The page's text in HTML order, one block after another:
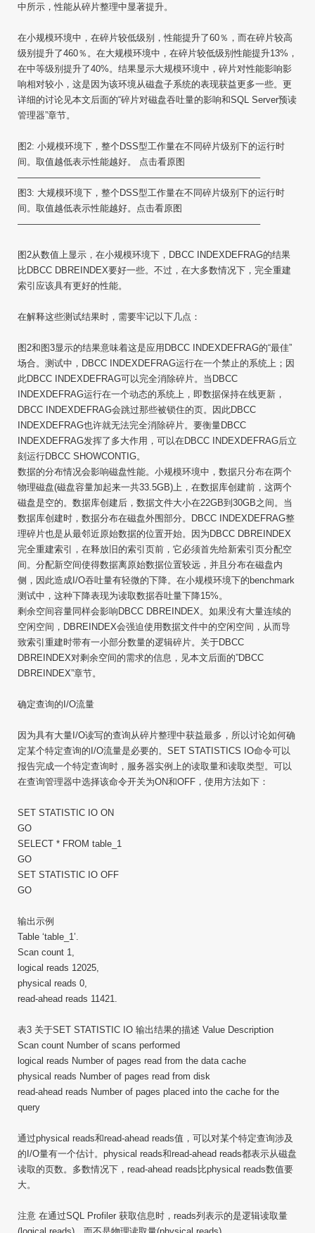
中所示，性能从碎片整理中显著提升。
在小规模环境中，在碎片较低级别，性能提升了60％，而在碎片较高
级别提升了460％。在大规模环境中，在碎片较低级别性能提升13%，
在中等级别提升了40%。结果显示大规模环境中，碎片对性能影响影
响相对较小，这是因为该环境从磁盘子系统的表现获益更多一些。更
详细的讨论见本文后面的“碎片对磁盘吞吐量的影响和SQL Server预读
管理器”章节。
图2: 小规模环境下，整个DSS型工作量在不同碎片级别下的运行时
间。取值越低表示性能越好。 点击看原图
——————————————————————————–
图3: 大规模环境下，整个DSS型工作量在不同碎片级别下的运行时
间。取值越低表示性能越好。点击看原图
——————————————————————————–
图2从数值上显示，在小规模环境下，DBCC INDEXDEFRAG的结果
比DBCC DBREINDEX要好一些。不过，在大多数情况下，完全重建
索引应该具有更好的性能。
在解释这些测试结果时，需要牢记以下几点：
图2和图3显示的结果意味着这是应用DBCC INDEXDEFRAG的“最佳”
场合。测试中，DBCC INDEXDEFRAG运行在一个禁止的系统上；因
此DBCC INDEXDEFRAG可以完全消除碎片。当DBCC
INDEXDEFRAG运行在一个动态的系统上，即数据保持在线更新，
DBCC INDEXDEFRAG会跳过那些被锁住的页。因此DBCC
INDEXDEFRAG也许就无法完全消除碎片。要衡量DBCC
INDEXDEFRAG发挥了多大作用，可以在DBCC INDEXDEFRAG后立
刻运行DBCC SHOWCONTIG。
数据的分布情况会影响磁盘性能。小规模环境中，数据只分布在两个
物理磁盘(磁盘容量加起来一共33.5GB)上，在数据库创建前，这两个
磁盘是空的。数据库创建后，数据文件大小在22GB到30GB之间。当
数据库创建时，数据分布在磁盘外围部分。DBCC INDEXDEFRAG整
理碎片也是从最邻近原始数据的位置开始。因为DBCC DBREINDEX
完全重建索引，在释放旧的索引页前，它必须首先给新索引页分配空
间。分配新空间使得数据离原始数据位置较远，并且分布在磁盘内
侧，因此造成I/O吞吐量有轻微的下降。在小规模环境下的benchmark
测试中，这种下降表现为读取数据吞吐量下降15%。
剩余空间容量同样会影响DBCC DBREINDEX。如果没有大量连续的
空闲空间，DBREINDEX会强迫使用数据文件中的空闲空间，从而导
致索引重建时带有一小部分数量的逻辑碎片。关于DBCC
DBREINDEX对剩余空间的需求的信息，见本文后面的”DBCC
DBREINDEX”章节。
确定查询的I/O流量
因为具有大量I/O读写的查询从碎片整理中获益最多，所以讨论如何确
定某个特定查询的I/O流量是必要的。SET STATISTICS IO命令可以
报告完成一个特定查询时，服务器实例上的读取量和读取类型。可以
在查询管理器中选择该命令开关为ON和OFF，使用方法如下：
SET STATISTIC IO ON
GO
SELECT * FROM table_1
GO
SET STATISTIC IO OFF
GO
输出示例
Table ‘table_1’.
Scan count 1,
logical reads 12025,
physical reads 0,
read-ahead reads 11421.
表3 关于SET STATISTIC IO 输出结果的描述 Value Description
Scan count Number of scans performed
logical reads Number of pages read from the data cache
physical reads Number of pages read from disk
read-ahead reads Number of pages placed into the cache for the
query
通过physical reads和read-ahead reads值，可以对某个特定查询涉及
的I/O量有一个估计。physical reads和read-ahead reads都表示从磁盘
读取的页数。多数情况下，read-ahead reads比physical reads数值要
大。
注意 在通过SQL Profiler 获取信息时，reads列表示的是逻辑读取量